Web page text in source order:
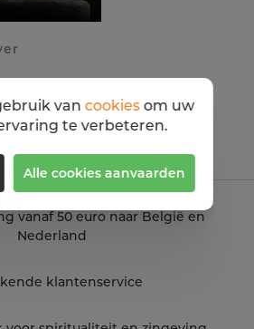
vanaf 50 euro naar België en
Nederland
klantenservice
van cookiesom uw
te verbeteren.
Alle cookies aanvaarden